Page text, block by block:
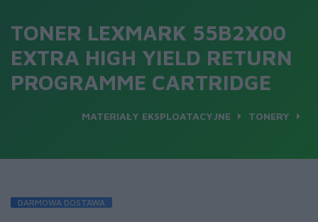
TONER LEXMARK 55B2X00
EXTRA HIGH YIELD RETURN
PROGRAMME CARTRIDGE
MATERIAŁY EKSPLOATACYJNE TONERY
DARMOWA DOSTAWA